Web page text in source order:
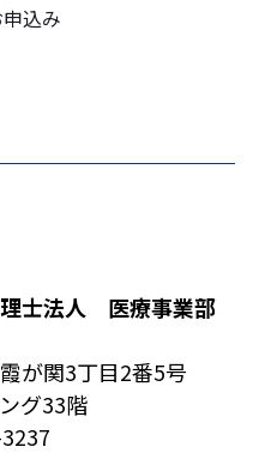
士法人 医療事業部
が関3丁目2番5号
グ33階